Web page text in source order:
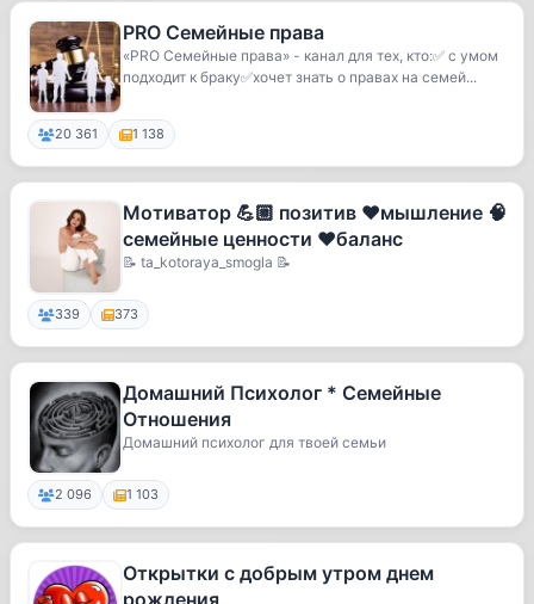
PRO Семейные права
«PRO Семейные права» - канал для тех, кто:✅ с умом
подходит к браку✅хочет знать о правах на семей...
20 361 1 138
Мотиватор 💪🏼 позитив ❤️мышление 🧠
семейные ценности ❤️баланс
📝 ta_kotoraya_smogla 📝
339 373
Домашний Психолог * Семейные
Отношения
Домашний психолог для твоей семьи
2 096 1 103
Открытки с добрым утром днем
рождения